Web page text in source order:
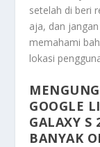
setelah di beri
aja, dan
memahami
lokasi
GOOGLE
GALAXY S
BANYAK